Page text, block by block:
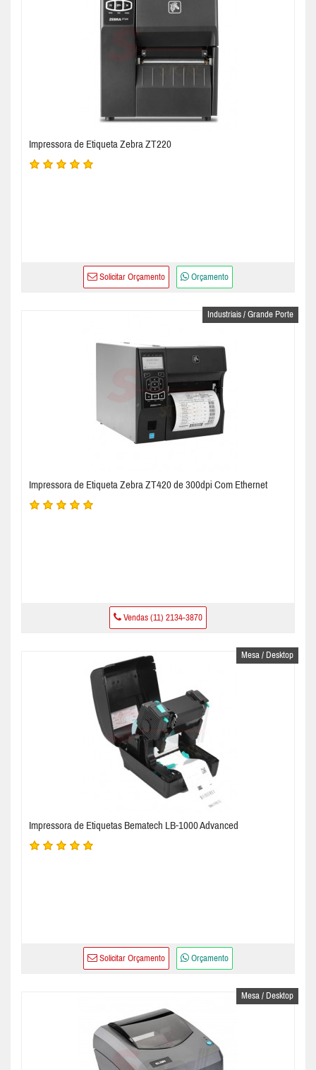
Impressora de Etiqueta Zebra ZT220
Solicitar Orçamento Orçamento
Industriais / Grande Porte
Impressora de Etiqueta Zebra ZT420 de 300dpi Com Ethernet
Vendas (11) 2134-3870
Mesa / Desktop
Impressora de Etiquetas Bematech LB-1000 Advanced
Solicitar Orçamento Orçamento
Mesa / Desktop